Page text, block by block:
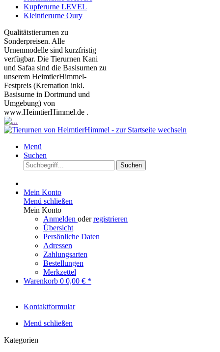
Kupferurne LEVEL
Kleintierurne Oury
Qualitätstierurnen zu
Sonderpreisen. Alle
Urnenmodelle sind kurzfristig
verfügbar. Die Tierurnen Kani
und Safaa sind die Basisurnen zu
unserem HeimtierHimmel-
Festpreis (Kremation inkl.
Basisurne in Dortmund und
Umgebung) von
www.HeimtierHimmel.de .
Menü
Suchen
Suchen
Mein Konto
Menü schließen
Mein Konto
Anmelden oderregistrieren
Übersicht
Persönliche Daten
Adressen
Zahlungsarten
Bestellungen
Merkzettel
Warenkorb 0 0,00 € *
Kontaktformular
Menü schließen
Kategorien